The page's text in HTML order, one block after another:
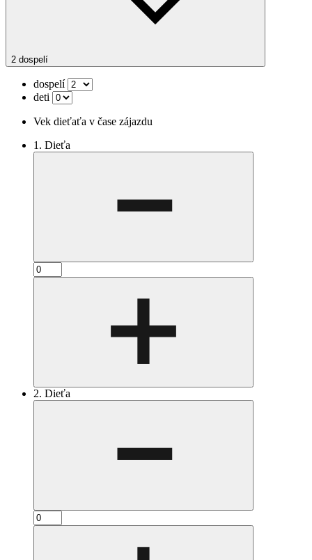
2 dospelí
dospelí
deti
Vek dieťaťa v čase zájazdu
1. Dieťa
2. Dieťa